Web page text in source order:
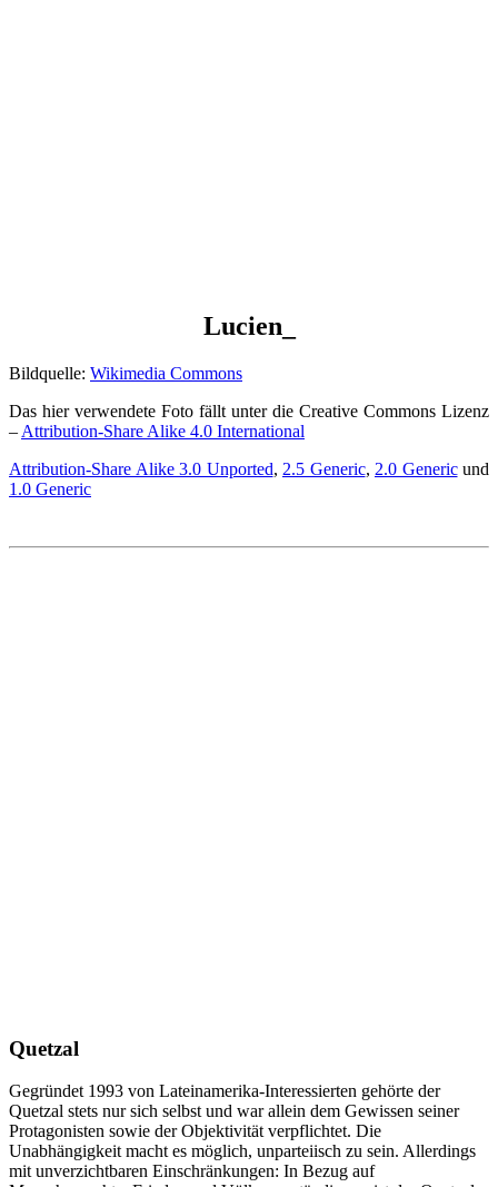
Lucien_
Bildquelle: Wikimedia Commons
Das hier verwendete Foto fällt unter die Creative Commons Lizenz
– Attribution-Share Alike 4.0 International
Attribution-Share Alike 3.0 Unported, 2.5 Generic, 2.0 Genericund
1.0 Generic
Quetzal
Gegründet 1993 von Lateinamerika-Interessierten gehörte der
Quetzal stets nur sich selbst und war allein dem Gewissen seiner
Protagonisten sowie der Objektivität verpflichtet. Die
Unabhängigkeit macht es möglich, unparteiisch zu sein. Allerdings
mit unverzichtbaren Einschränkungen: In Bezug auf